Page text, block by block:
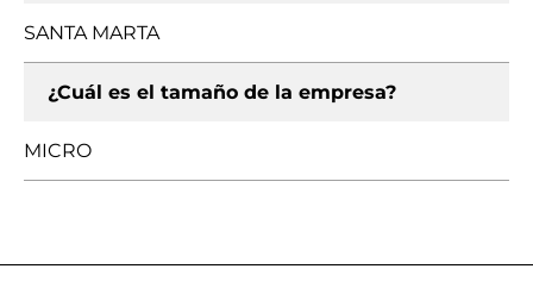
SANTA MARTA
¿Cuál es el tamaño de la empresa?
MICRO